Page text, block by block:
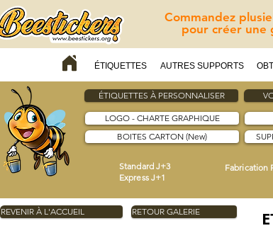
Commandez
pour créer une
ÉTIQUETTES AUTRES SUPPORTS
ÉTIQUETTES À PERSONNALISER
LOGO - CHARTE GRAPHIQUE
BOITES CARTON (New)
Standard J+3
Express J+1
Fabrication
REVENIR À L'ACCUEIL RETOUR GALERIE